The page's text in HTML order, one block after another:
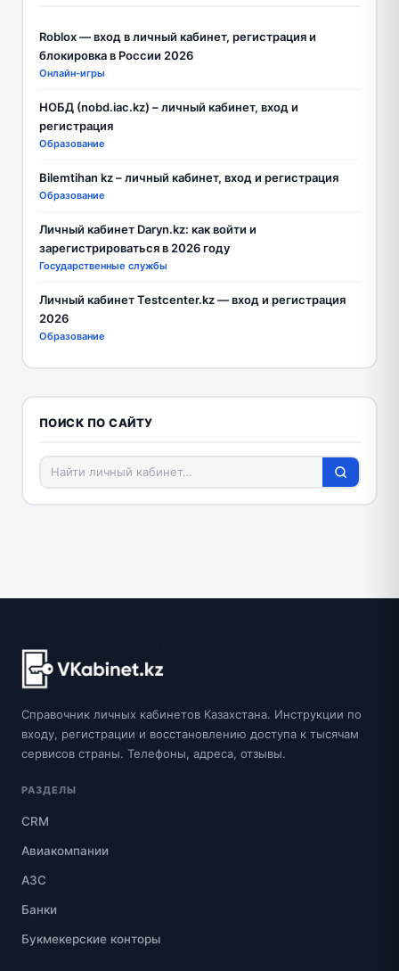
Roblox — вход в личный кабинет, регистрация и
блокировка в России 2026
Онлайн-игры
НОБД (nobd.iac.kz) – личный кабинет, вход и
регистрация
Образование
Bilemtihan kz – личный кабинет, вход и регистрация
Образование
Личный кабинет Daryn.kz: как войти и
зарегистрироваться в 2026 году
Государственные службы
Личный кабинет Testcenter.kz — вход и регистрация
2026
Образование
ПОИСК ПО САЙТУ
Справочник личных кабинетов Казахстана. Инструкции по
входу, регистрации и восстановлению доступа к тысячам
сервисов страны. Телефоны, адреса, отзывы.
РАЗДЕЛЫ
CRM
Авиакомпании
АЗС
Банки
Букмекерские конторы